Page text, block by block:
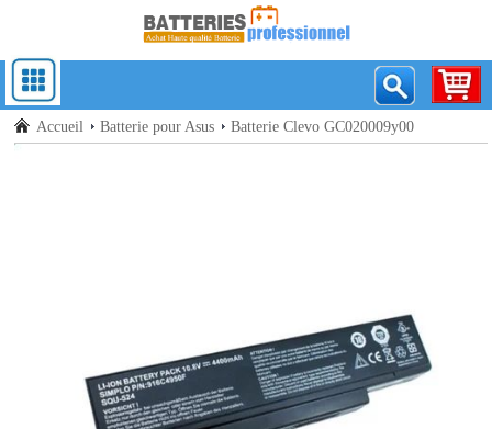
Accueil Batterie pour Asus Batterie Clevo GC020009y00